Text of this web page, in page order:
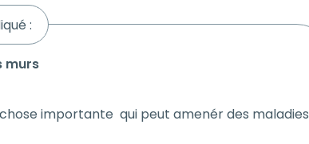
:
murs
importante qui peut amenér des maladies